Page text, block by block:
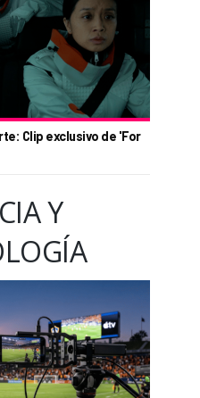
Clip exclusivo de 'For
Y